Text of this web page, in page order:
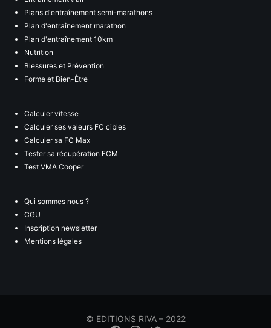
Plans d'entraînement semi-marathons
Plan d'entraînement marathon
Plan d'entraînement 10km
Nutrition
Blessures et Prévention
Forme et Bien-Être
Calculer vitesse
Calculer ses valeurs FC cibles
Calculer sa FC Max
Tester sa récupération FCM
Test VMA Cooper
Qui sommes nous ?
CGU
Inscription newsletter
Mentions légales
© EDITIONS RIVA – 2022